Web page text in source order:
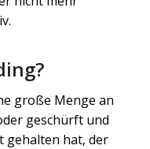
große Menge an
geschürft und
gehalten hat, der